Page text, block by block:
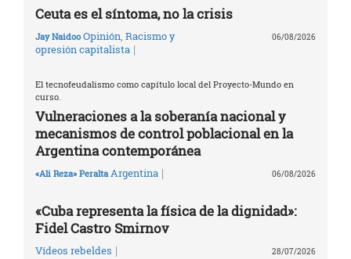
Ceuta es el síntoma, no la crisis
Jay Naidoo Opinión, Racismo y
opresión capitalista |
06/08/2026
El tecnofeudalismo como capítulo local del Proyecto-Mundo en
curso.
Vulneraciones a la soberanía nacional y
mecanismos de control poblacional en la
Argentina contemporánea
«Ali Reza» Peralta Argentina | 06/08/2026
«Cuba representa la física de la dignidad»:
Fidel Castro Smirnov
Vídeos rebeldes | 28/07/2026